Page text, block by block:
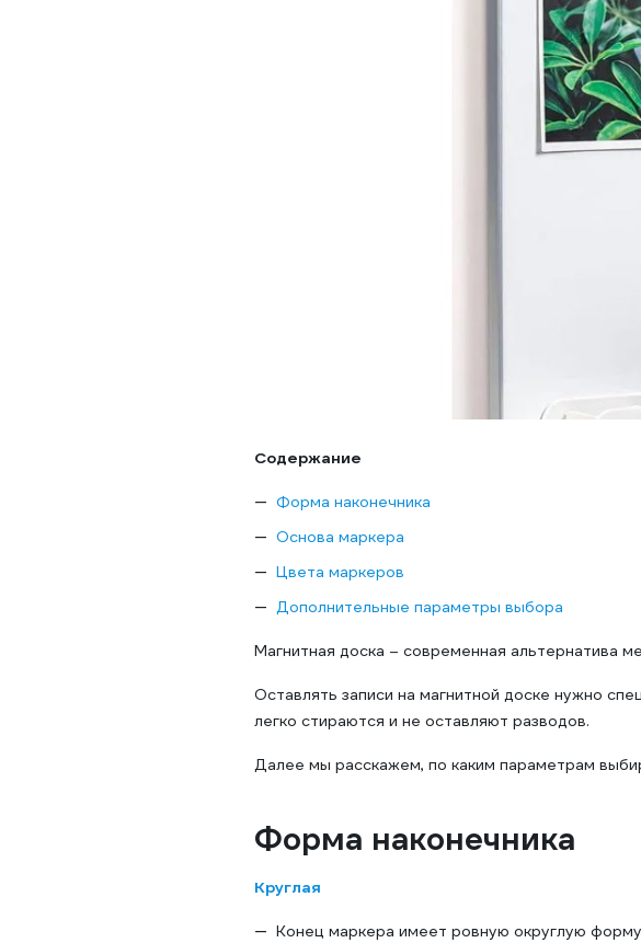
Содержание
Форма наконечника
Основа маркера
Цвета маркеров
Дополнительные параметры выбора
Магнитная доска – современная альтернатива
Оставлять записи на магнитной доске нужно
легко стираются и не оставляют разводов.
Далее мы расскажем, по каким параметрам
Форма наконечника
Круглая
Конец маркера имеет ровную округлую